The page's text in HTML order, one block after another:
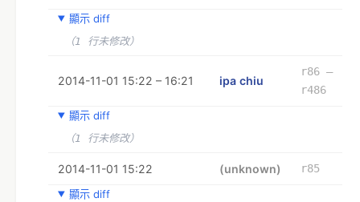
顯示 diff
（1 行未修改）
2014-11-01 15:22 – 16:21 ipa chiu
r86 –
r486
顯示 diff
（1 行未修改）
2014-11-01 15:22 (unknown)
r85
顯示 diff